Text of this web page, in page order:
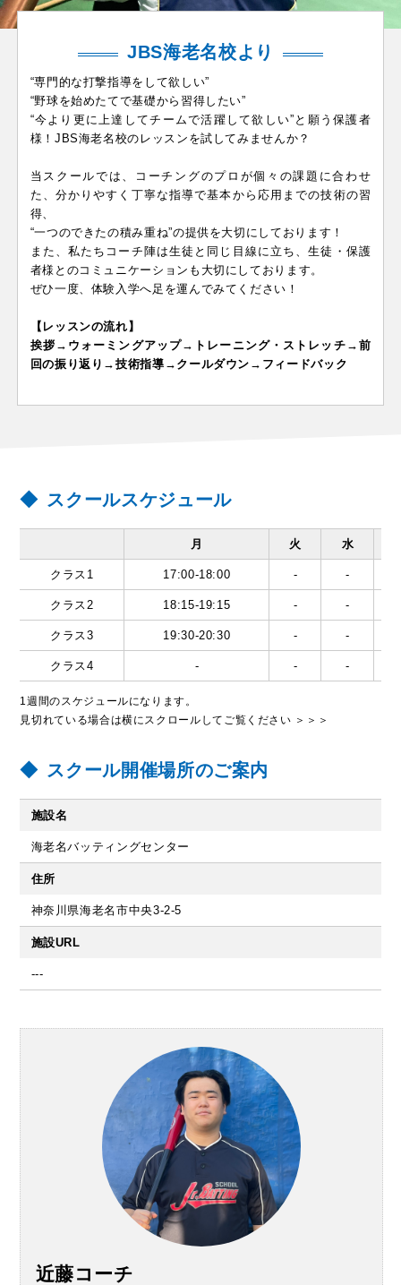
JBS海老名校より
“専門的な打撃指導をして欲しい”
“野球を始めたてで基礎から習得したい”
“今より更に上達してチームで活躍して欲しい”と願う保護者
様！JBS海老名校のレッスンを試してみませんか？
当スクールでは、コーチングのプロが個々の課題に合わせ
た、分かりやすく丁寧な指導で基本から応用までの技術の習
得、
“一つのできたの積み重ね”の提供を大切にしております！
また、私たちコーチ陣は生徒と同じ目線に立ち、生徒・保護
者様とのコミュニケーションも大切にしております。
ぜひ一度、体験入学へ足を運んでみてください！
【レッスンの流れ】
挨拶→ウォーミングアップ→トレーニング・ストレッチ→前
回の振り返り→技術指導→クールダウン→フィードバック
スクールスケジュール
月 火 水
クラス1 17:00-18:00 - -
クラス2 18:15-19:15 - -
クラス3 19:30-20:30 - -
クラス4 - - -
1週間のスケジュールになります。
見切れている場合は横にスクロールしてご覧ください ＞＞＞
スクール開催場所のご案内
施設名
海老名バッティングセンター
住所
神奈川県海老名市中央3-2-5
施設URL
---
近藤コーチ